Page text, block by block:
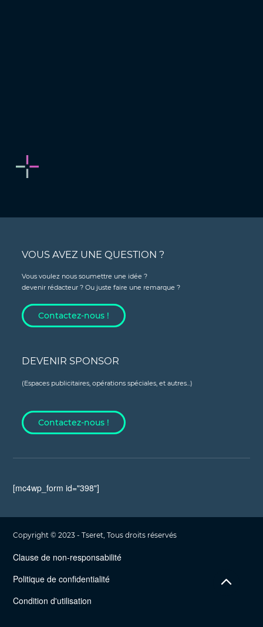
VOUS AVEZ UNE QUESTION ?
Vous voulez nous soumettre une idée ?
devenir rédacteur ? Ou juste faire une remarque ?
Contactez-nous !
DEVENIR SPONSOR
(Espaces publicitaires, opérations spéciales, et autres...)
Contactez-nous !
[mc4wp_form id="398"]
Copyright © 2023 - Tseret, Tous droits réservés
Clause de non-responsabilité
Politique de confidentialité
Condition d'utilisation